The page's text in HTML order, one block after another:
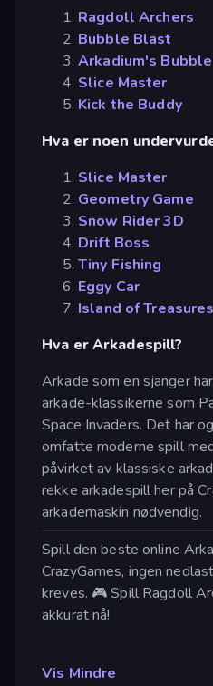
Ragdoll Archers
Bubble Blast
Arkadium's
Slice Master
Kick the Buddy
Hva er noen
Slice Master
Geometry Game
Snow Rider 3D
Drift Boss
Tiny Fishing
Eggy Car
Island of Treasures
Hva er Arkadespill?
Arkade som en sjanger
arkade-klassikerne som
Space Invaders. Det har
omfatte moderne spill
påvirket av klassiske
rekke arkadespill her på
arkademaskin nødvendig.
Spill den beste online
CrazyGames, ingen
kreves. 🎮 Spill Ragdoll
akkurat nå!
Vis Mindre